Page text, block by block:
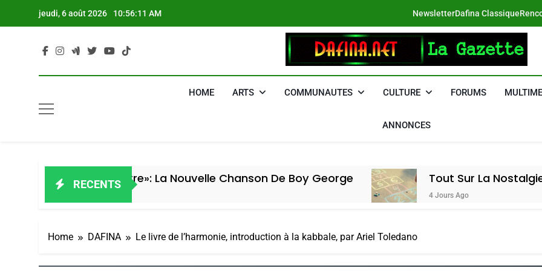
jeudi, 6 août 2026 10:56:12 AM NewsletterDafina Classique
DAFINA
HOME ARTS COMMUNAUTES CULTURE FORUMS
ANNONCES
RECENTS
Je Dis Guerre»: La Nouvelle Chanson De Boy George Tout Sur La Nostalgie
4 Jours Ago
Home DAFINA Le livre de l’harmonie, introduction à la kabbale, par Ariel Toledano